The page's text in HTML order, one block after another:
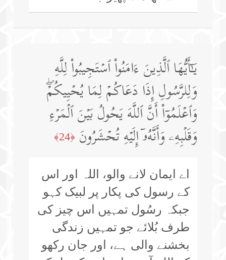
یَـٰۤأَیُّهَا ٱلَّذِینَ ءَامَنُوا۟ ٱسۡتَجِیبُوا۟ لِلَّهِ
وَلِلرَّسُولِ إِذَا دَعَاكُمۡ لِمَا یُحۡیِیكُمۡۖ
وَٱعۡلَمُوۤا۟ أَنَّ ٱللَّهَ یَحُولُ بَیۡنَ ٱلۡمَرۡءِ
وَقَلۡبِهِۦ وَأَنَّهُۥۤ إِلَیۡهِ تُحۡشَرُونَ ﴿24﴾
اے ایمان لانے والو، اللہ اور اس
کے رسول کی پکار پر لبیک کہو
جبکہ رسُول تمہیں اس چیز کی
طرف بُلائے جو تمہیں زندگی
بخشنے والی ہے، اور جان رکھو